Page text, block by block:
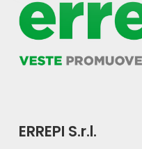
ERREPI S.r.l.